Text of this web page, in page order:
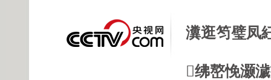
瀵逛笉璧凤
绋嶅悗灏